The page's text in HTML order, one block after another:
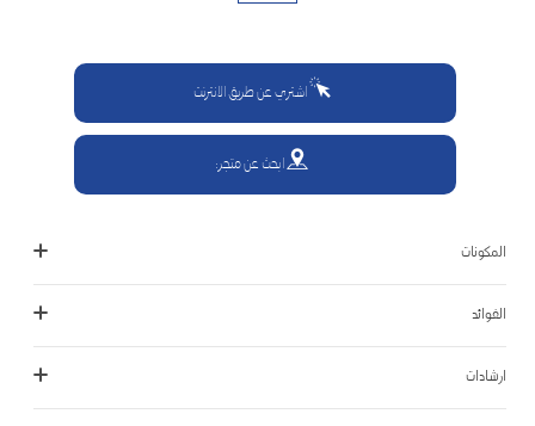
اشتري عن طريق الانترنت
ابحث عن متجر:
المكونات
الفوائد
ارشادات